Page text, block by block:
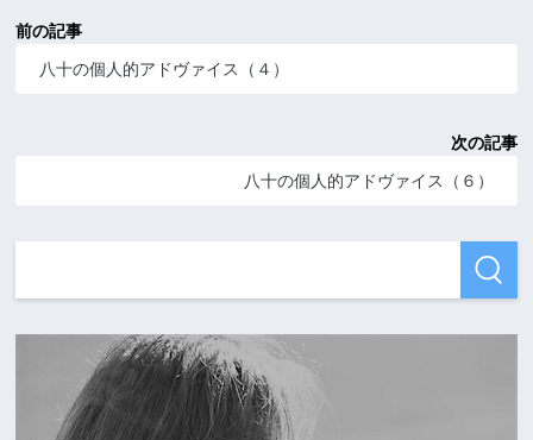
前の記事
八十の個人的アドヴァイス（４）
次の記事
八十の個人的アドヴァイス（６）